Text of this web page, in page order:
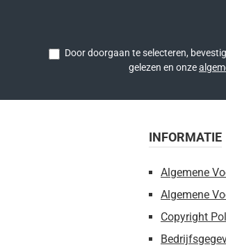
Door doorgaan te selecteren,
gelezen en onze
INFORMATIE
Algemene
Algemene
Copyright